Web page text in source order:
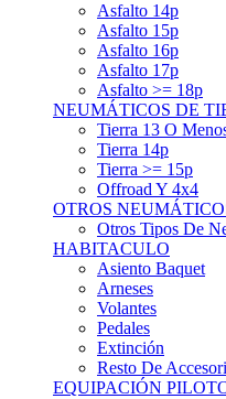
Asfalto 16p
Asfalto 17p
Asfalto >= 18p
NEUMÁTICOS DE
Tierra 13 O
Tierra 14p
Tierra >= 15p
Offroad Y 4x4
OTROS NEUMÁTICOS
Otros Tipos De
HABITACULO
Asiento Baquet
Arneses
Volantes
Pedales
Extinción
Resto De
EQUIPACIÓN
Packs Completos